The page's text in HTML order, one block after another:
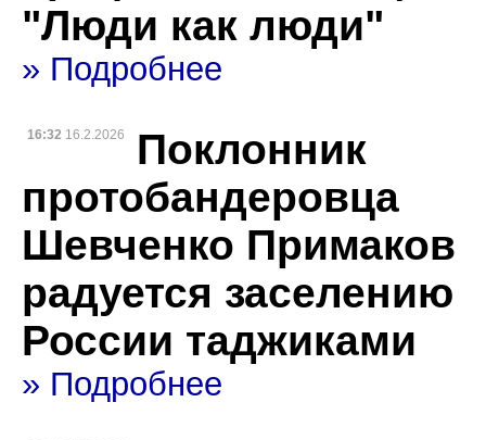
"Люди как люди"
» Подробнее
16:32 16.2.2026
Поклонник
протобандеровца
Шевченко Примаков
радуется заселению
России таджиками
» Подробнее